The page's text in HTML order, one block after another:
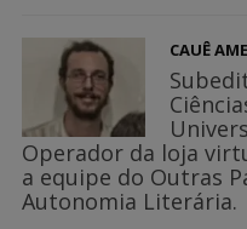
CAUÊ
Operador da loja
a equipe do Outras
Autonomia Literária.